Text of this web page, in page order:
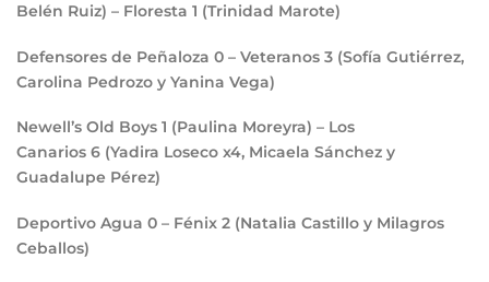
Belén Ruiz) – Floresta 1 (Trinidad Marote)
Defensores de Peñaloza 0 – Veteranos 3 (Sofía Gutiérrez,
Carolina Pedrozo y Yanina Vega)
Newell’s Old Boys 1 (Paulina Moreyra) – Los
Canarios 6 (Yadira Loseco x4, Micaela Sánchez y
Guadalupe Pérez)
Deportivo Agua 0 – Fénix 2 (Natalia Castillo y Milagros
Ceballos)